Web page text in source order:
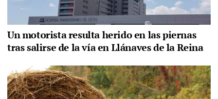
Un motorista resulta herido en las piernas
tras salirse de la vía en Llánaves de la Reina